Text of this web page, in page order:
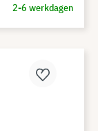
2-6 werkdagen